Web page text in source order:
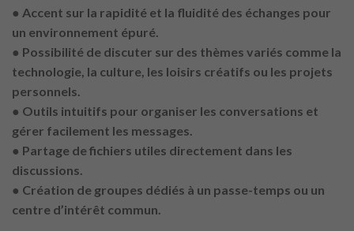
● Accent sur la rapidité et la fluidité des échanges pour
un environnement épuré.
● Possibilité de discuter sur des thèmes variés comme la
technologie, la culture, les loisirs créatifs ou les projets
personnels.
● Outils intuitifs pour organiser les conversations et
gérer facilement les messages.
● Partage de fichiers utiles directement dans les
discussions.
● Création de groupes dédiés à un passe-temps ou un
centre d’intérêt commun.